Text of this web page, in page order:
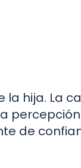
la hija. La
de